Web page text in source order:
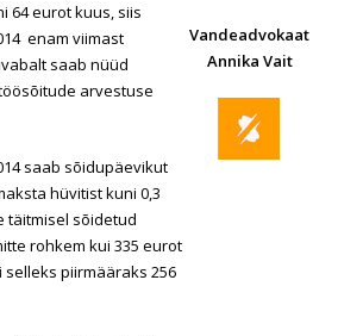
64 eurot kuus, siis
enam viimast
saab nüüd
arvestuse
saab sõidupäevikut
hüvitist kuni 0,3
täitmisel sõidetud
rohkem kui 335 eurot
piirmääraks 256
Vandeadvokaat
Annika Vait